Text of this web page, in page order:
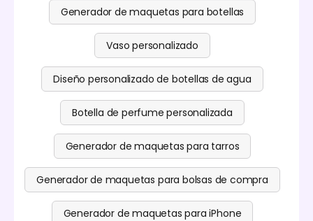
Generador de maquetas para botellas
Vaso personalizado
Diseño personalizado de botellas de agua
Botella de perfume personalizada
Generador de maquetas para tarros
Generador de maquetas para bolsas de compra
Generador de maquetas para iPhone